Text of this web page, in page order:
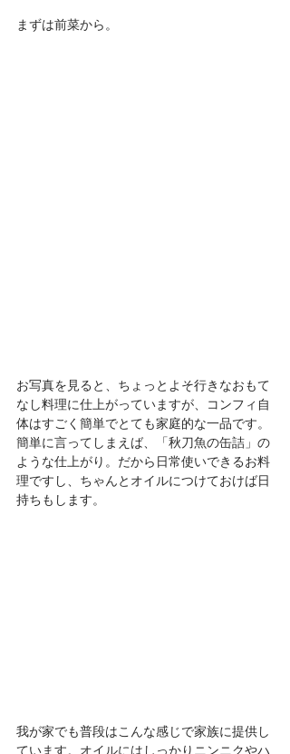
まずは前菜から。
お写真を見ると、ちょっとよそ行きなおもて
なし料理に仕上がっていますが、コンフィ自
体はすごく簡単でとても家庭的な一品です。
簡単に言ってしまえば、「秋刀魚の缶詰」の
ような仕上がり。だから日常使いできるお料
理ですし、ちゃんとオイルにつけておけば日
持ちもします。
我が家でも普段はこんな感じで家族に提供し
ています。オイルにはしっかりニンニクやハ